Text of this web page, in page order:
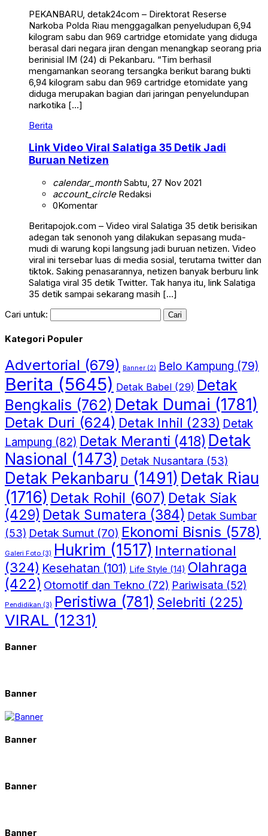
PEKANBARU, detak24com – Direktorat Reserse
Narkoba Polda Riau menggagalkan penyeludupan 6,94
kilogram sabu dan 969 cartridge etomidate yang diduga
berasal dari negara jiran dengan menangkap seorang pria
berinisial IM (24) di Pekanbaru. “Tim berhasil
mengamankan seorang tersangka berikut barang bukti
6,94 kilogram sabu dan 969 cartridge etomidate yang
diduga merupakan bagian dari jaringan penyelundupan
narkotika […]
Berita
Link Video Viral Salatiga 35 Detik Jadi
Buruan Netizen
calendar_monthSabtu, 27 Nov 2021
account_circleRedaksi
0Komentar
Beritapojok.com – Video viral Salatiga 35 detik berisikan
adegan tak senonoh yang dilakukan sepasang muda-
mudi di warung kopi langsung jadi buruan netizen. Video
viral ini tersebar luas di media sosial, terutama twitter dan
tiktok. Saking penasarannya, netizen banyak berburu link
Salatiga viral 35 detik Twitter. Tak hanya itu, link Salatiga
35 detik sampai sekarang masih […]
Cari untuk:
Kategori Populer
Advertorial (679) Banner (2) Belo Kampung (79)
Berita (5645) Detak Babel (29) Detak
Bengkalis (762) Detak Dumai (1781)
Detak Duri (624) Detak Inhil (233) Detak
Lampung (82) Detak Meranti (418) Detak
Nasional (1473) Detak Nusantara (53)
Detak Pekanbaru (1491) Detak Riau
(1716) Detak Rohil (607) Detak Siak
(429) Detak Sumatera (384) Detak Sumbar
(53) Detak Sumut (70) Ekonomi Bisnis (578)
Galeri Foto (3) Hukrim (1517) International
(324) Kesehatan (101) Life Style (14) Olahraga
(422) Otomotif dan Tekno (72) Pariwisata (52)
Pendidikan (3) Peristiwa (781) Selebriti (225)
VIRAL (1231)
Banner
Banner
Banner
Banner
Banner